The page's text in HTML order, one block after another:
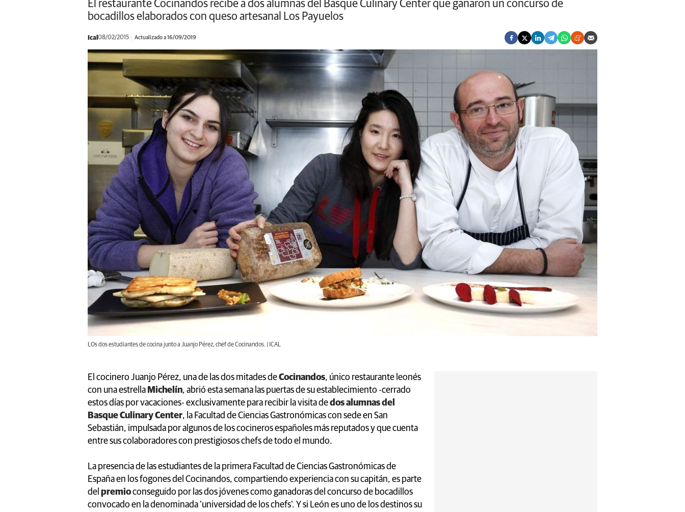
El restaurante Cocinandos recibe a dos alumnas del Basque Culinary Center que ganaron un concurso de
bocadillos elaborados con queso artesanal Los Payuelos
Ical 08/02/2015 Actualizado a 16/09/2019
LOs dos estudiantes de cocina junto a Juanjo Pérez, chef de Cocinandos. | ICAL
El cocinero Juanjo Pérez, una de las dos mitades deCocinandos, único restaurante leonés
con una estrella Michelín, abrió esta semana las puertas de su establecimiento -cerrado
estos días por vacaciones- exclusivamente para recibir la visita dedos alumnas del
Basque Culinary Center, la Facultad de Ciencias Gastronómicas con sede en San
Sebastián, impulsada por algunos de los cocineros españoles más reputados y que cuenta
entre sus colaboradores con prestigiosos chefs de todo el mundo.
La presencia de las estudiantes de la primera Facultad de Ciencias Gastronómicas de
España en los fogones del Cocinandos, compartiendo experiencia con su capitán, es parte
del premioconseguido por las dos jóvenes como ganadoras del concurso de bocadillos
convocado en la denominada 'universidad de los chefs'. Y si León es uno de los destinos su